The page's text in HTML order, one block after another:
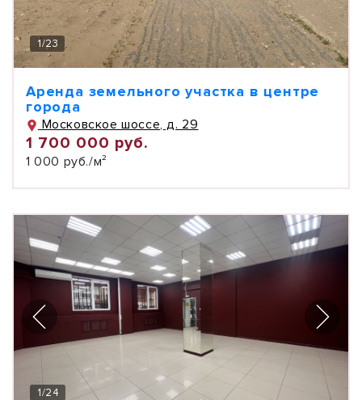
1/23
Аренда земельного участка в центре
города
Московское шоссе, д. 29
1 700 000 руб.
1 000 руб./м²
1/24